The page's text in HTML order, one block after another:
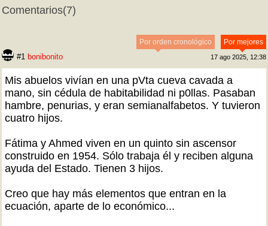
Comentarios(7)
Por mejores
Por orden cronológico
#1 bonibonito 17 ago 2025, 12:38
Mis abuelos vivían en una pVta cueva cavada a
mano, sin cédula de habitabilidad ni p0llas. Pasaban
hambre, penurias, y eran semianalfabetos. Y tuvieron
cuatro hijos.
Fátima y Ahmed viven en un quinto sin ascensor
construido en 1954. Sólo trabaja él y reciben alguna
ayuda del Estado. Tienen 3 hijos.
Creo que hay más elementos que entran en la
ecuación, aparte de lo económico...